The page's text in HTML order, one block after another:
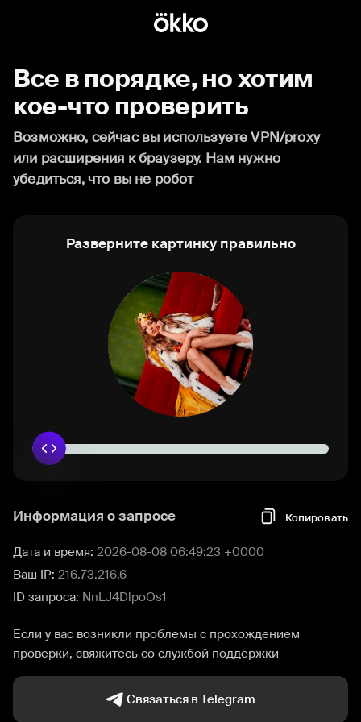
Все в порядке, но хотим
кое-что проверить
Возможно, сейчас вы используете VPN/proxy
или расширения к браузеру. Нам нужно
убедиться, что вы не робот
Разверните картинку правильно
Информация о запросе Копировать
Дата и время: 2026-08-08 06:49:23 +0000
Ваш IP: 216.73.216.6
ID запроса: NnLJ4DlpoOs1
Если у вас возникли проблемы с прохождением
проверки, свяжитесь со службой поддержки
Связаться в Telegram